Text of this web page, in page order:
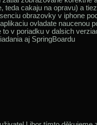
teda cakaju na opravu) a
obrazovky v iphone
ovladate naucenou
to v poriadku v dalsich
aj SpringBoardu